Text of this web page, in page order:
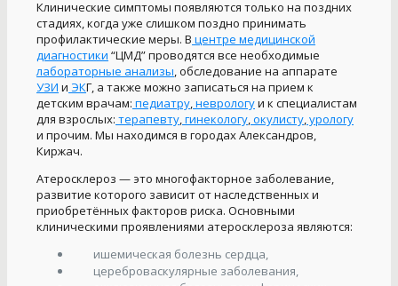
Клинические симптомы появляются только на поздних
стадиях, когда уже слишком поздно принимать
профилактические меры. В центре медицинской
диагностики “ЦМД” проводятся все необходимые
лабораторные анализы, обследование на аппарате
УЗИ и ЭКГ, а также можно записаться на прием к
детским врачам: педиатру,неврологуи к специалистам
для взрослых: терапевту,гинекологу,окулисту,урологу
и прочим. Мы находимся в городах Александров,
Киржач.
Атеросклероз — это многофакторное заболевание,
развитие которого зависит от наследственных и
приобретённых факторов риска. Основными
клиническими проявлениями атеросклероза являются:
ишемическая болезнь сердца,
цереброваскулярные заболевания,